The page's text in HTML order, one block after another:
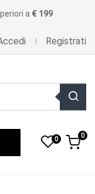
a € 199
Registrati
0 0